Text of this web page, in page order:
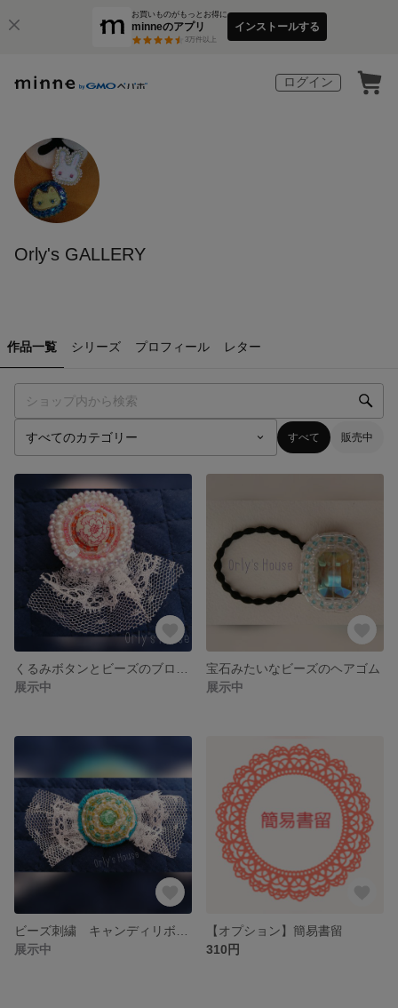
お買いものがもっとお得に
minneのアプリ
3万件以上
インストールする
ログイン
Orly's GALLERY
作品一覧 シリーズ プロフィール レター
すべて 販売中
展示中
宝石みたいなビーズのヘアゴム
展示中
展示中
【オプション】簡易書留
310円